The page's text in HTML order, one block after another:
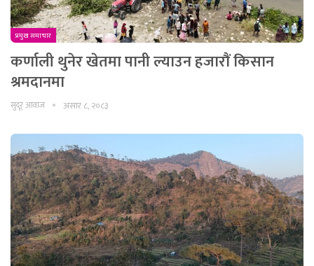
प्रमुख समाचार
कर्णाली थुनेर खेतमा पानी ल्याउन हजाराैं किसान
श्रमदानमा
सुदूर आवाज असार ८, २०८३